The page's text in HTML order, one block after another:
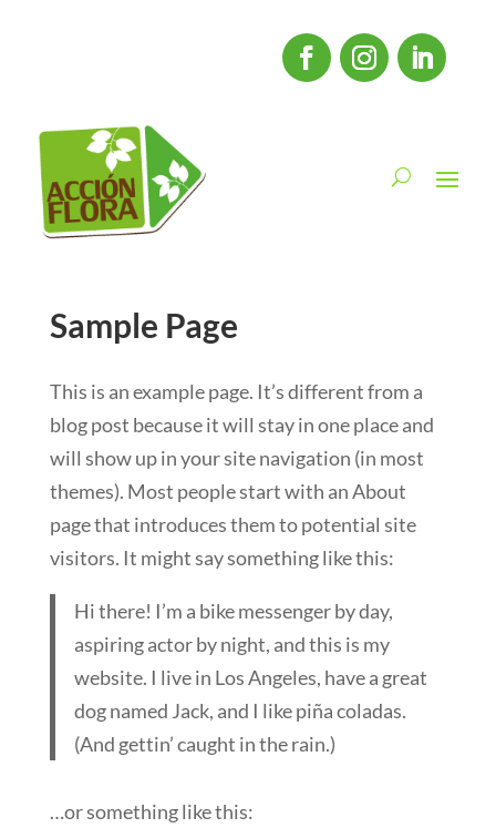
Sample Page
This is an example page. It’s different from a
blog post because it will stay in one place and
will show up in your site navigation (in most
themes). Most people start with an About
page that introduces them to potential site
visitors. It might say something like this:
Hi there! I’m a bike messenger by day,
aspiring actor by night, and this is my
website. I live in Los Angeles, have a great
dog named Jack, and I like piña coladas.
(And gettin’ caught in the rain.)
…or something like this: